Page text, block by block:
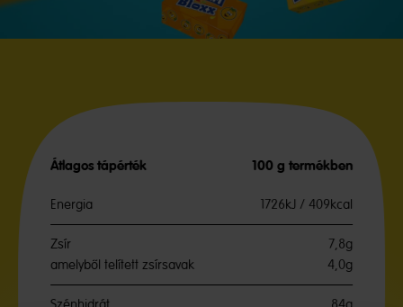
Átlagos tápérték 100 g termékben
Energia 1726kJ / 409kcal
Zsír
7,8g
amelyből telített zsírsavak
4,0g